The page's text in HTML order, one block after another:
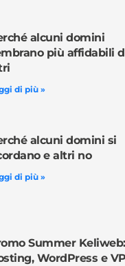
alcuni domini
più affidabili
di più »
alcuni domini si
e altri no
di più »
Summer Keliweb:
WordPress e